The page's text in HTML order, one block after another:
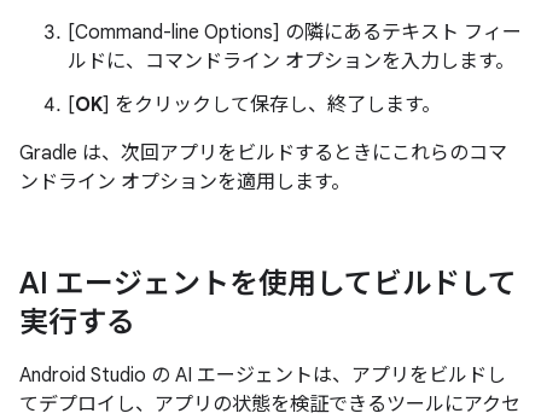
[Command-line Options] の隣にあるテキスト フィー
ルドに、コマンドライン オプションを入力します。
[OK] をクリックして保存し、終了します。
Gradle は、次回アプリをビルドするときにこれらのコマ
ンドライン オプションを適用します。
AI エージェントを使用してビルドして
実行する
Android Studio の AI エージェントは、アプリをビルドし
てデプロイし、アプリの状態を検証できるツールにアクセ